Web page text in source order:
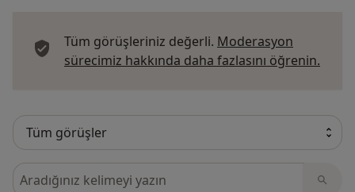
Tüm görüşleriniz değerli. Moderasyon
sürecimiz hakkında daha fazlasını öğrenin.
Görüşler içerisinde ara